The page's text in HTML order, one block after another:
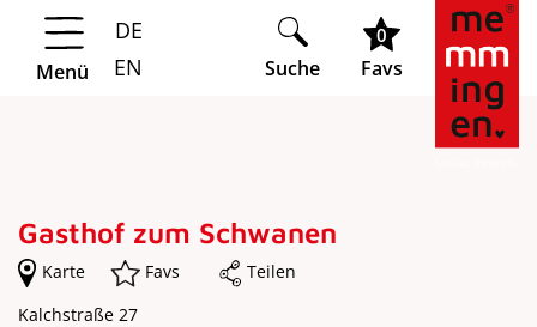
Springe zur Navigation
Springe zum Hauptinhalt
Menü
DE
EN
Suche
0
Favs
Gasthof zum Schwanen
Karte Favs
Teilen
Kalchstraße 27